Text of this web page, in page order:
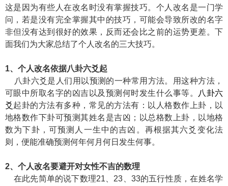
这是因为有些人在改名时没有掌握技巧。个人改名是一门学
问，若是没有完全掌握其中的技巧，可能会导致所改的名字
非但没有达到很好的效果，反而还会比之前的运势更差。下
面我们为大家总结了个人改名的三大技巧。
1、个人改名依据八卦六爻起
八卦六爻是人们用以预测的一种常用方法。用这种方法，
可眼中所取名字的凶吉以及预测何时发生什么事等。
八卦六
爻 起卦的方法有多种，常见的方法有：以人格数作上卦，以
地格数作下卦可预测其姓名是吉凶；以总格数上卦，以地格
数为下卦，可预测人一生中的吉凶。再根据其六爻变化法
则，便能准确预测何年何月何日发生何事。
2、个人改名要避开对女性不吉的数理
在此先简单的说下数理21、23、33的五行性质，在姓名学